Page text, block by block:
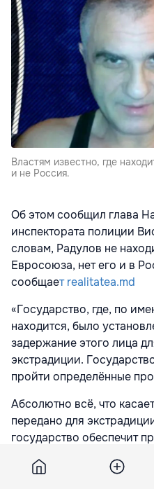
Властям известно, где
и не Россия.
Об этом сообщил глава
инспектората полиции
словам, Радулов не
Евросоюза, нет его и в
сообщает realitatea.md
«Государство, где, по
находится, было
задержание этого лица
экстрадиции.
пройти определённые
Абсолютно всё, что
передано для
государство обеспечит
находится в ЕС. Более